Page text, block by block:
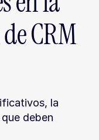
CRM
la
deben